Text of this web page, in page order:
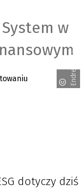
w
Endress+Hauser
dotyczy dziś